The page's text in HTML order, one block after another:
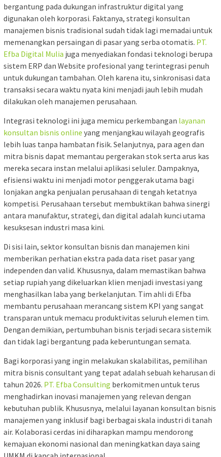
bergantung pada dukungan infrastruktur digital yang
digunakan oleh korporasi. Faktanya, strategi konsultan
manajemen bisnis tradisional sudah tidak lagi memadai untuk
memenangkan persaingan di pasar yang serba otomatis. PT.
Efba Digital Mulia juga menyediakan fondasi teknologi berupa
sistem ERP dan Website profesional yang terintegrasi penuh
untuk dukungan tambahan. Oleh karena itu, sinkronisasi data
transaksi secara waktu nyata kini menjadi jauh lebih mudah
dilakukan oleh manajemen perusahaan.
Integrasi teknologi ini juga memicu perkembangan layanan
konsultan bisnis online yang menjangkau wilayah geografis
lebih luas tanpa hambatan fisik. Selanjutnya, para agen dan
mitra bisnis dapat memantau pergerakan stok serta arus kas
mereka secara instan melalui aplikasi seluler. Dampaknya,
efisiensi waktu ini menjadi motor penggerak utama bagi
lonjakan angka penjualan perusahaan di tengah ketatnya
kompetisi. Perusahaan tersebut membuktikan bahwa sinergi
antara manufaktur, strategi, dan digital adalah kunci utama
kesuksesan industri masa kini.
Di sisi lain, sektor konsultan bisnis dan manajemen kini
memberikan perhatian ekstra pada data riset pasar yang
independen dan valid. Khususnya, dalam memastikan bahwa
setiap rupiah yang dikeluarkan klien menjadi investasi yang
menghasilkan laba yang berkelanjutan. Tim ahli di Efba
membantu perusahaan merancang sistem KPI yang sangat
transparan untuk memacu produktivitas seluruh elemen tim.
Dengan demikian, pertumbuhan bisnis terjadi secara sistemik
dan tidak lagi bergantung pada keberuntungan semata.
Bagi korporasi yang ingin melakukan skalabilitas, pemilihan
mitra bisnis consultant yang tepat adalah sebuah keharusan di
tahun 2026. PT. Efba Consulting berkomitmen untuk terus
menghadirkan inovasi manajemen yang relevan dengan
kebutuhan publik. Khususnya, melalui layanan konsultan bisnis
manajemen yang inklusif bagi berbagai skala industri di tanah
air. Kolaborasi cerdas ini diharapkan mampu mendorong
kemajuan ekonomi nasional dan meningkatkan daya saing